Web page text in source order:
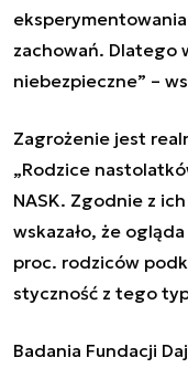
zachowań. Dlatego
niebezpieczne” –
Zagrożenie jest
„Rodzice
NASK. Zgodnie z
wskazało, że
proc. rodziców
styczność z tego
Badania Fundacji